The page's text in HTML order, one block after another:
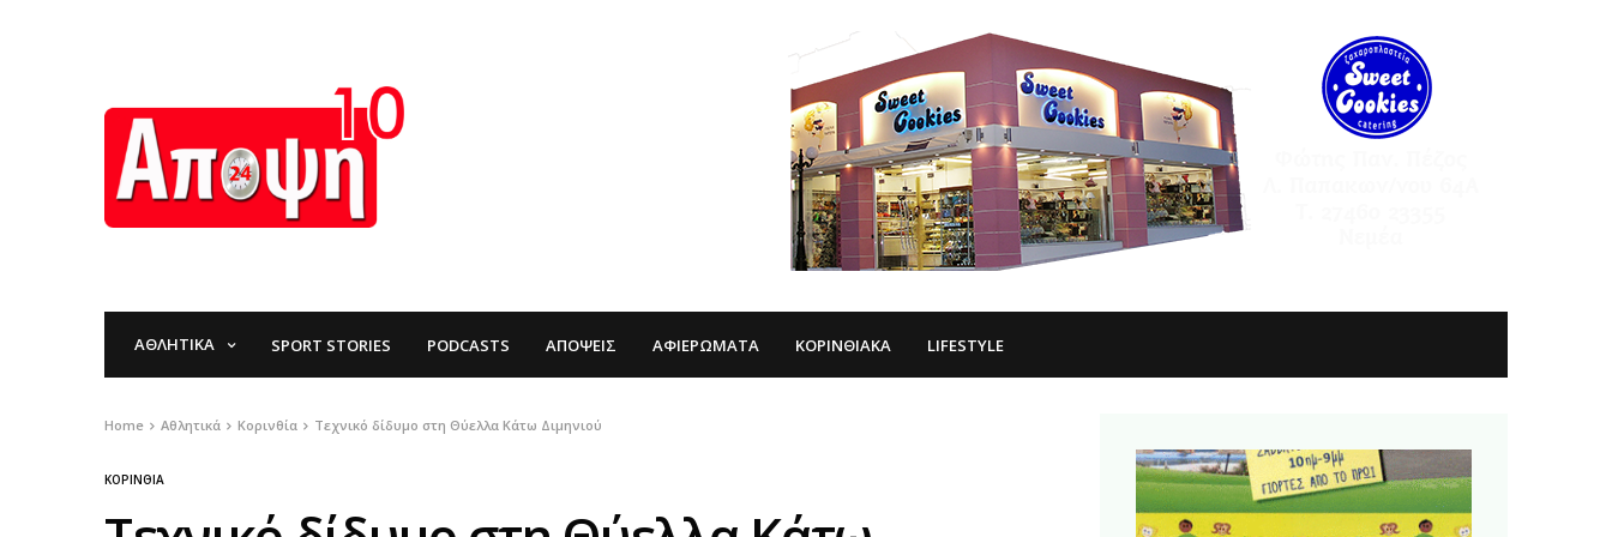
ΑΘΛΗΤΙΚΆ SPORT STORIES PODCASTS ΑΠΌΨΕΙΣ ΑΦΙΕΡΏΜΑΤΑ ΚΟΡΙΝΘΙΑΚΆ LIFESTYLE
Home Αθλητικά Κορινθία Τεχνικό δίδυμο στη Θύελλα Κάτω Διμηνιού
ΚΟΡΙΝΘΊΑ